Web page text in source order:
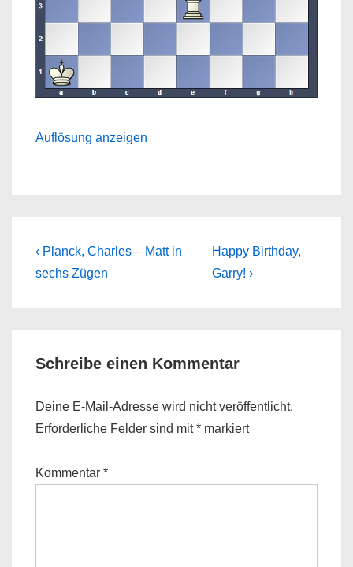
Auflösung anzeigen
Beitragsnavigation
Previous
Post
‹ Planck, Charles – Matt in
sechs Zügen
Next
Post
Happy Birthday,
Garry! ›
Schreibe einen Kommentar
Deine E-Mail-Adresse wird nicht veröffentlicht.
Erforderliche Felder sind mit* markiert
Kommentar *